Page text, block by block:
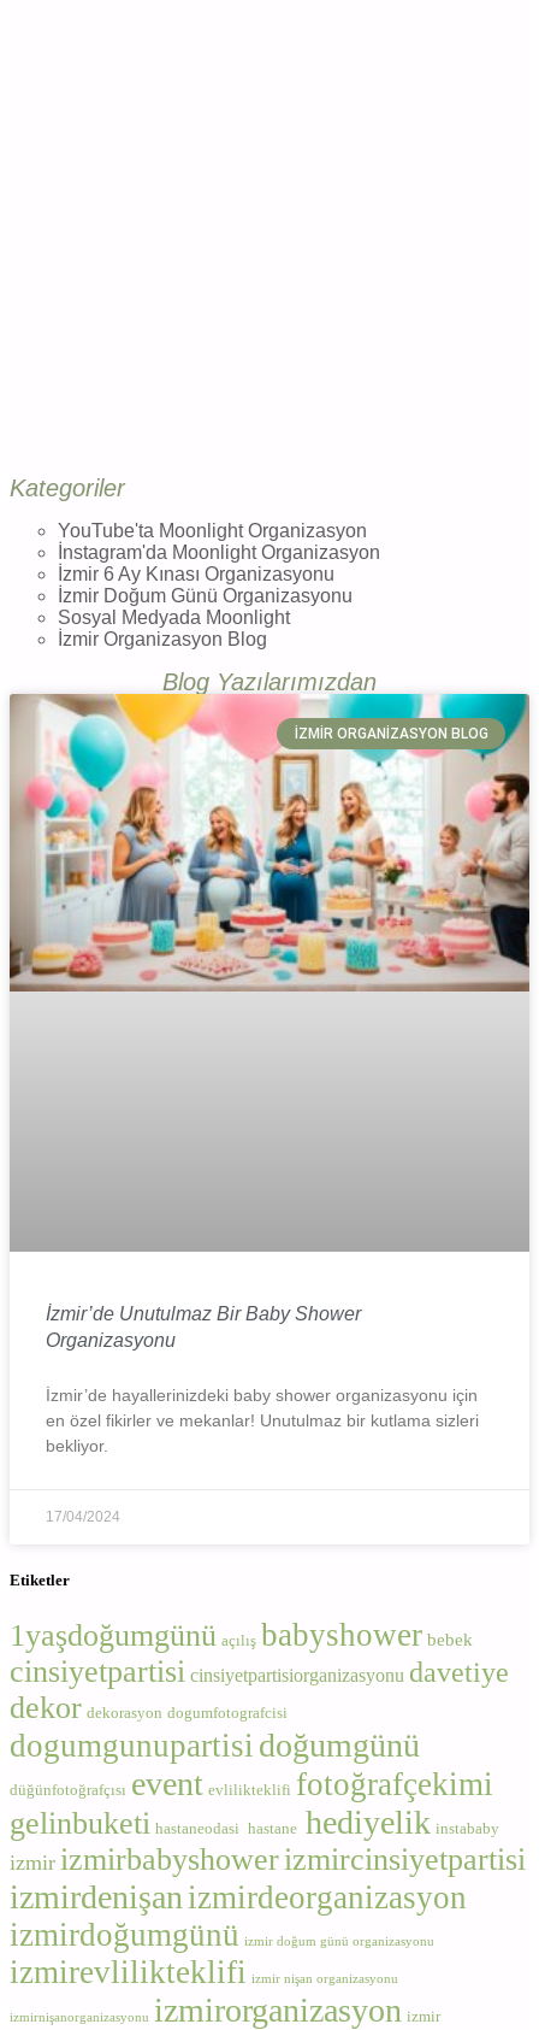
Kategoriler
YouTube'ta Moonlight Organizasyon
İnstagram'da Moonlight Organizasyon
İzmir 6 Ay Kınası Organizasyonu
İzmir Doğum Günü Organizasyonu
Sosyal Medyada Moonlight
İzmir Organizasyon Blog
Blog Yazılarımızdan
İZMIR ORGANIZASYON BLOG
İzmir’de Unutulmaz Bir Baby Shower
Organizasyonu
İzmir’de hayallerinizdeki baby shower organizasyonu için
en özel fikirler ve mekanlar! Unutulmaz bir kutlama sizleri
bekliyor.
17/04/2024
Etiketler
1yaşdoğumgünü açılış babyshower bebek
cinsiyetpartisi cinsiyetpartisiorganizasyonu davetiye
dekor dekorasyon dogumfotografcisi
dogumgunupartisi doğumgünü
düğünfotoğrafçısı event evlilikteklifi fotoğrafçekimi
gelinbuketi hastaneodasi hastane hediyelik instababy
izmir izmirbabyshowerizmircinsiyetpartisi
izmirdenişan izmirdeorganizasyon
izmirdoğumgünü izmir doğum günü organizasyonu
izmirevlilikteklifi izmir nişan organizasyonu
izmirnişanorganizasyonu izmirorganizasyon izmir